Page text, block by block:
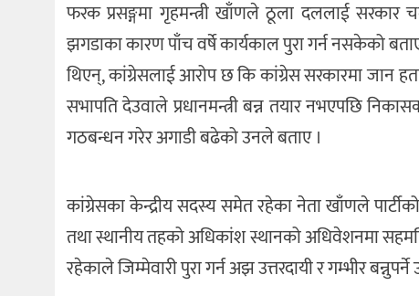
फरक प्रसङ्गमा गृहमन्त्री खाँणले ठूला दललाई सरकार
झगडाका कारण पाँच वर्षे कार्यकाल पुरा गर्न नसकेको
थिएन्, कांग्रेसलाई आरोप छ कि कांग्रेस सरकारमा जान
सभापति देउवाले प्रधानमन्त्री बन्न तयार नभएपछि
गठबन्धन गरेर अगाडी बढेको उनले बताए ।
कांग्रेसका केन्द्रीय सदस्य समेत रहेका नेता खाँणले
तथा स्थानीय तहको अधिकांश स्थानको अधिवेशनमा
रहेकाले जिम्मेवारी पुरा गर्न अझ उत्तरदायी र गम्भीर